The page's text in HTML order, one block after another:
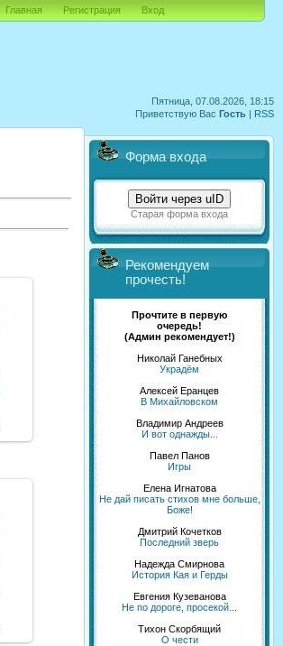
Пятница, 07.08.2026, 18:15
Приветствую Вас Гость | RSS
Главная Регистрация Вход
Форма входа
Войти через uID
Старая форма входа
Рекомендуем
прочесть!
Прочтите в первую
очередь!
(Админ рекомендует!)
Николай Ганебных
Украдём
Алексей Еранцев
В Михайловском
Владимир Андреев
И вот однажды...
Павел Панов
Игры
Елена Игнатова
Не дай писать стихов мне больше,
Боже!
Дмитрий Кочетков
Последний зверь
Надежда Смирнова
История Кая и Герды
Евгения Кузеванова
Не по дороге, просекой...
Тихон Скорбящий
О чести